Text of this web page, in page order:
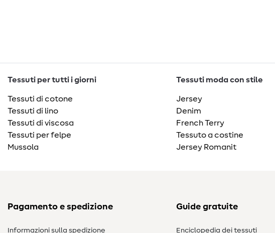
Tessuti per tutti i giorni
Tessuti di cotone
Tessuti di lino
Tessuti di viscosa
Tessuti per felpe
Mussola
Tessuti moda con stile
Jersey
Denim
French Terry
Tessuto a costine
Jersey Romanit
Pagamento e spedizione
Informazioni sulla spedizione
Guide gratuite
Enciclopedia dei tessuti